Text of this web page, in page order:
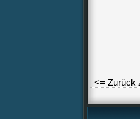
<= Zurück